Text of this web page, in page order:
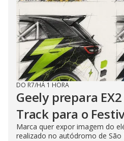
DO R7/HÁ 1 HORA
Geely prepara
Track para o
Marca quer expor imagem do
realizado no autódromo de São